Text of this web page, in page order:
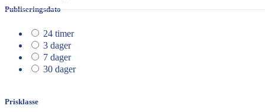
Publiseringsdato
24 timer
3 dager
7 dager
30 dager
Prisklasse